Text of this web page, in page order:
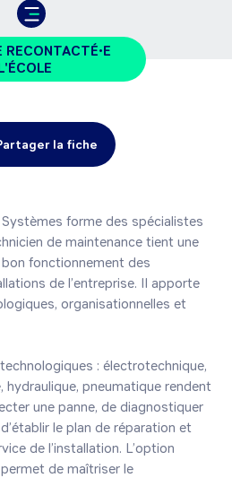
RECONTACTÉ•E
la fiche
forme des spécialistes
de maintenance tient une
fonctionnement des
de l’entreprise. Il apporte
organisationnelles et
: électrotechnique,
hydraulique, pneumatique rendent
une panne, de diagnostiquer
le plan de réparation et
de l’installation. L’option
de maîtriser le